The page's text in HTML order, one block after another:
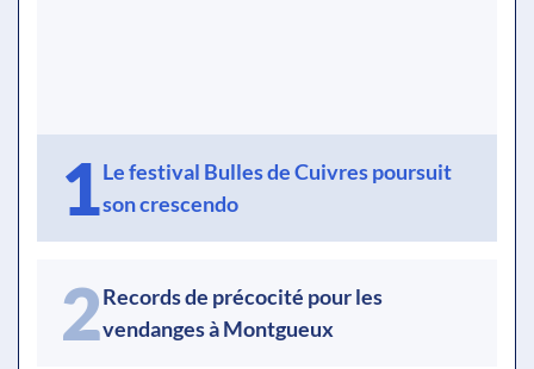
1Le festival Bulles de Cuivres poursuit
son crescendo
2Records de précocité pour les
vendanges à Montgueux